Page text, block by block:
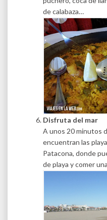
de calabaza…
Disfruta del mar
A unos 20 minutos
encuentran las
Patacona, donde
de playa y comer